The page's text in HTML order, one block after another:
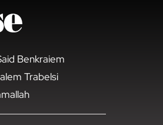
Benkraiem
Trabelsi